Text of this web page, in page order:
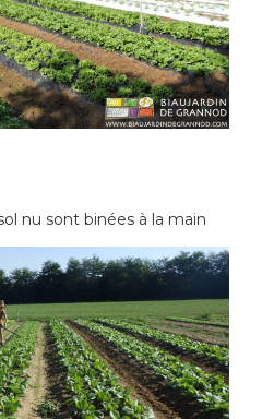
nu sont binées à la main